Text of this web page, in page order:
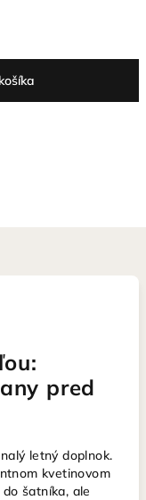
pred
letný doplnok.
kvetinovom
šatníka, ale